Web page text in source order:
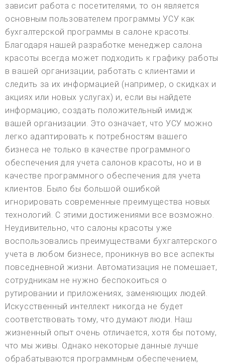
зависит работа с посетителями, то он является
основным пользователем программы УСУ как
бухгалтерской программы в салоне красоты.
Благодаря нашей разработке менеджер салона
красоты всегда может подходить к графику работы
в вашей организации, работать с клиентами и
следить за их информацией (например, о скидках и
акциях или новых услугах) и, если вы найдете
информацию, создать положительный имидж
вашей организации. Это означает, что УСУ можно
легко адаптировать к потребностям вашего
бизнеса не только в качестве программного
обеспечения для учета салонов красоты, но и в
качестве программного обеспечения для учета
клиентов. Было бы большой ошибкой
игнорировать современные преимущества новых
технологий. С этими достижениями все возможно.
Неудивительно, что салоны красоты уже
воспользовались преимуществами бухгалтерского
учета в любом бизнесе, проникнув во все аспекты
повседневной жизни. Автоматизация не помешает,
сотрудникам не нужно беспокоиться о
рутировании и приложениях, заменяющих людей.
Искусственный интеллект никогда не будет
соответствовать тому, что думают люди. Наш
жизненный опыт очень отличается, хотя бы потому,
что мы живы. Однако некоторые данные лучше
обрабатываются программным обеспечением,